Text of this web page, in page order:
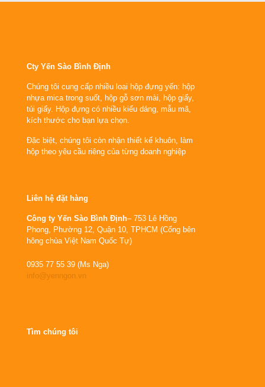
Cty Yến Sào Bình Định
Chúng tôi cung cấp nhiều loại hộp đựng yến: hộp
nhựa mica trong suốt, hộp gỗ sơn mài, hộp giấy,
túi giấy. Hộp đựng có nhiều kiểu dáng, mẫu mã,
kích thước cho bạn lựa chọn.
Đặc biệt, chúng tôi còn nhận thiết kế khuôn, làm
hộp theo yêu cầu riêng của từng doanh nghiệp
Liên hệ đặt hàng
Công ty Yến Sào Bình Định– 753 Lê Hồng
Phong, Phường 12, Quận 10, TPHCM (Cổng bên
hông chùa Việt Nam Quốc Tự)
0935 77 55 39 (Ms Nga)
info@yenngon.vn
Tìm chúng tôi